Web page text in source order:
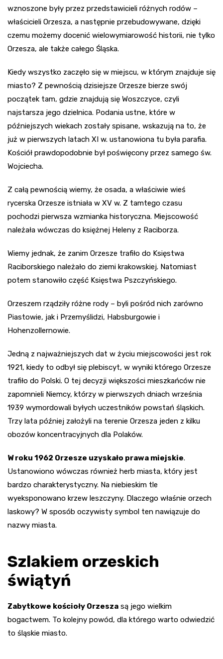
wznoszone były przez przedstawicieli różnych rodów –
właścicieli Orzesza, a następnie przebudowywane, dzięki
czemu możemy docenić wielowymiarowość historii, nie tylko
Orzesza, ale także całego Śląska.
Kiedy wszystko zaczęło się w miejscu, w którym znajduje się
miasto? Z pewnością dzisiejsze Orzesze bierze swój
początek tam, gdzie znajdują się Woszczyce, czyli
najstarsza jego dzielnica. Podania ustne, które w
późniejszych wiekach zostały spisane, wskazują na to, że
już w pierwszych latach XI w. ustanowiona tu była parafia.
Kościół prawdopodobnie był poświęcony przez samego św.
Wojciecha.
Z całą pewnością wiemy, że osada, a właściwie wieś
rycerska Orzesze istniała w XV w. Z tamtego czasu
pochodzi pierwsza wzmianka historyczna. Miejscowość
należała wówczas do księżnej Heleny z Raciborza.
Wiemy jednak, że zanim Orzesze trafiło do Księstwa
Raciborskiego należało do ziemi krakowskiej. Natomiast
potem stanowiło część Księstwa Pszczyńskiego.
Orzeszem rządziły różne rody – byli pośród nich zarówno
Piastowie, jak i Przemyślidzi, Habsburgowie i
Hohenzollernowie.
Jedną z najważniejszych dat w życiu miejscowości jest rok
1921, kiedy to odbył się plebiscyt, w wyniki którego Orzesze
trafiło do Polski. O tej decyzji większości mieszkańców nie
zapomnieli Niemcy, którzy w pierwszych dniach września
1939 wymordowali byłych uczestników powstań śląskich.
Trzy lata później założyli na terenie Orzesza jeden z kilku
obozów koncentracyjnych dla Polaków.
W roku 1962 Orzesze uzyskało prawa miejskie.
Ustanowiono wówczas również herb miasta, który jest
bardzo charakterystyczny. Na niebieskim tle
wyeksponowano krzew leszczyny. Dlaczego właśnie orzech
laskowy? W sposób oczywisty symbol ten nawiązuje do
nazwy miasta.
Szlakiem orzeskich
świątyń
Zabytkowe kościoły Orzesza są jego wielkim
bogactwem. To kolejny powód, dla którego warto odwiedzić
to śląskie miasto.